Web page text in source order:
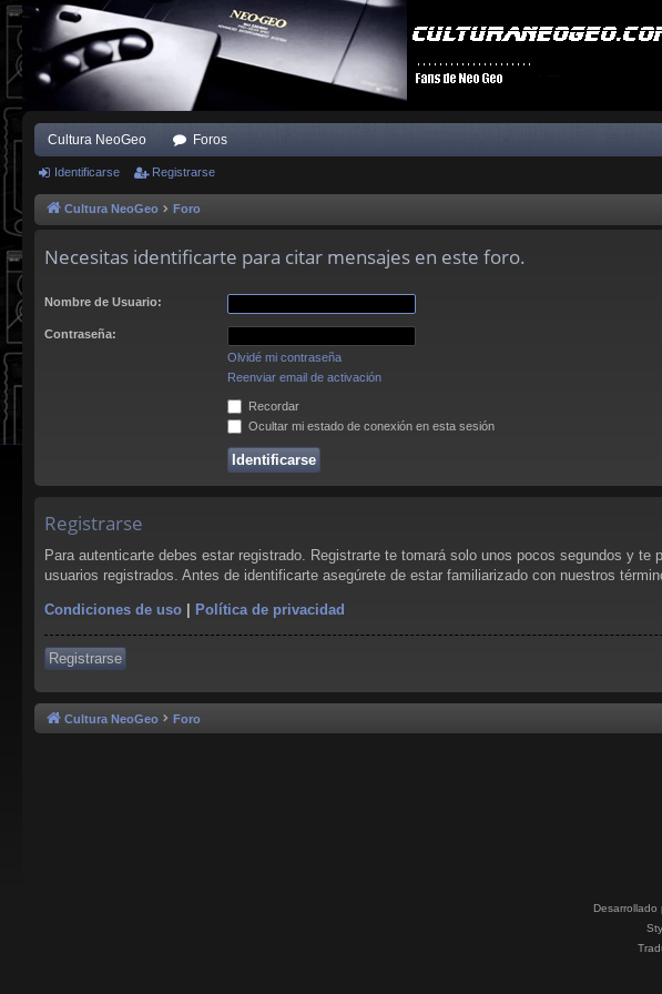
Cultura NeoGeo Foros
Identificarse Registrarse
Cultura NeoGeo Foro
Necesitas identificarte para citar mensajes en este foro.
Nombre de Usuario:
Contraseña:
Olvidé mi contraseña
Reenviar email de activación
Recordar
Ocultar mi estado de conexión en esta sesión
Registrarse
Para autenticarte debes estar registrado. Registrarte te tomará solo unos pocos segundos y
usuarios registrados. Antes de identificarte asegúrete de estar familiarizado con nuestros
Condiciones de uso | Política de privacidad
Registrarse
Cultura NeoGeo Foro
Desarrollado